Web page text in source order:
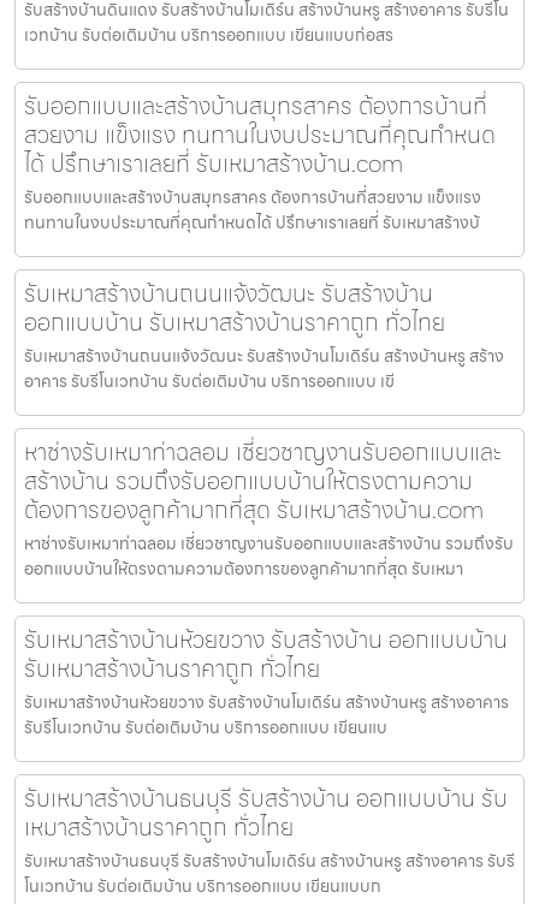
รับสร้างบ้านดินแดง รับสร้างบ้านโมเดิร์น สร้างบ้านหรู สร้างอาคาร รับรีโน
เวทบ้าน รับต่อเติมบ้าน บริการออกแบบ เขียนแบบก่อสร
รับออกแบบและสร้างบ้านสมุทรสาคร ต้องการบ้านที่
สวยงาม แข็งแรง ทนทานในงบประมาณที่คุณกำหนด
ได้ ปรึกษาเราเลยที่ รับเหมาสร้างบ้าน.com
รับออกแบบและสร้างบ้านสมุทรสาคร ต้องการบ้านที่สวยงาม แข็งแรง
ทนทานในงบประมาณที่คุณกำหนดได้ ปรึกษาเราเลยที่ รับเหมาสร้างบ้
รับเหมาสร้างบ้านถนนแจ้งวัฒนะ รับสร้างบ้าน
ออกแบบบ้าน รับเหมาสร้างบ้านราคาถูก ทั่วไทย
รับเหมาสร้างบ้านถนนแจ้งวัฒนะ รับสร้างบ้านโมเดิร์น สร้างบ้านหรู สร้าง
อาคาร รับรีโนเวทบ้าน รับต่อเติมบ้าน บริการออกแบบ เขี
หาช่างรับเหมาท่าฉลอม เชี่ยวชาญงานรับออกแบบและ
สร้างบ้าน รวมถึงรับออกแบบบ้านให้ตรงตามความ
ต้องการของลูกค้ามากที่สุด รับเหมาสร้างบ้าน.com
หาช่างรับเหมาท่าฉลอม เชี่ยวชาญงานรับออกแบบและสร้างบ้าน รวมถึงรับ
ออกแบบบ้านให้ตรงตามความต้องการของลูกค้ามากที่สุด รับเหมา
รับเหมาสร้างบ้านห้วยขวาง รับสร้างบ้าน ออกแบบบ้าน
รับเหมาสร้างบ้านราคาถูก ทั่วไทย
รับเหมาสร้างบ้านห้วยขวาง รับสร้างบ้านโมเดิร์น สร้างบ้านหรู สร้างอาคาร
รับรีโนเวทบ้าน รับต่อเติมบ้าน บริการออกแบบ เขียนแบ
รับเหมาสร้างบ้านธนบุรี รับสร้างบ้าน ออกแบบบ้าน รับ
เหมาสร้างบ้านราคาถูก ทั่วไทย
รับเหมาสร้างบ้านธนบุรี รับสร้างบ้านโมเดิร์น สร้างบ้านหรู สร้างอาคาร รับรี
โนเวทบ้าน รับต่อเติมบ้าน บริการออกแบบ เขียนแบบก